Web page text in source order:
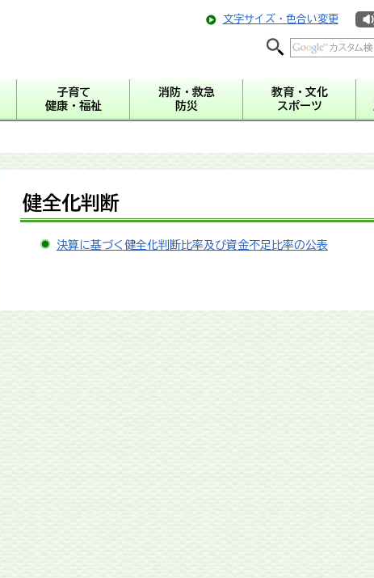
文字サイズ・色合い変更
子育て
健康・福祉
消防・救急
防災
教育・文化
スポーツ
健全化判断
決算に基づく健全化判断比率及び資金不足比率の公表